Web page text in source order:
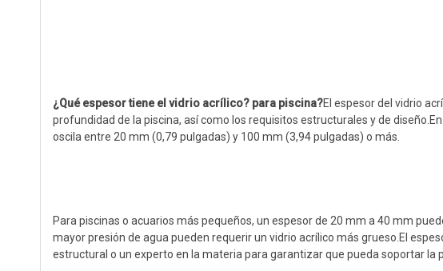
¿Qué espesor tiene el vidrio acrílico? para piscina?El espesor del vidrio
profundidad de la piscina, así como los requisitos estructurales y de
oscila entre 20 mm (0,79 pulgadas) y 100 mm (3,94 pulgadas) o más.
Para piscinas o acuarios más pequeños, un espesor de 20 mm a 40 mm
mayor presión de agua pueden requerir un vidrio acrílico más grueso.El
estructural o un experto en la materia para garantizar que pueda soportar la